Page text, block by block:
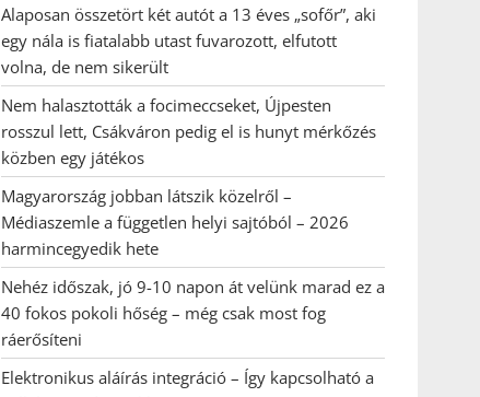
Alaposan összetört két autót a 13 éves „sofőr”, aki
egy nála is fiatalabb utast fuvarozott, elfutott
volna, de nem sikerült
Nem halasztották a focimeccseket, Újpesten
rosszul lett, Csákváron pedig el is hunyt mérkőzés
közben egy játékos
Magyarország jobban látszik közelről –
Médiaszemle a független helyi sajtóból – 2026
harmincegyedik hete
Nehéz időszak, jó 9-10 napon át velünk marad ez a
40 fokos pokoli hőség – még csak most fog
ráerősíteni
Elektronikus aláírás integráció – Így kapcsolható a